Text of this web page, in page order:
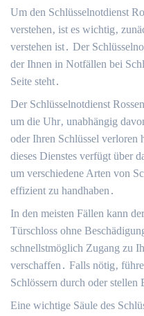
Um den Schlüsselnotdienst
verstehen‚ ist es wichtig‚
verstehen ist․ Der
der Ihnen in Notfällen bei
Seite steht․
Der Schlüsselnotdienst
um die Uhr‚ unabhängig
oder Ihren Schlüssel verloren
dieses Dienstes verfügt über
um verschiedene Arten von
effizient zu handhaben․
In den meisten Fällen kann
Türschloss ohne
schnellstmöglich Zugang zu
verschaffen․ Falls nötig‚
Schlössern durch oder stellen
Eine wichtige Säule des